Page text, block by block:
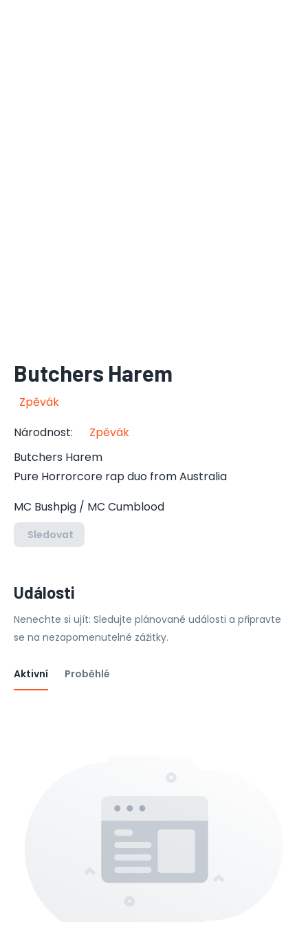
Butchers Harem
Zpěvák
Národnost:
Zpěvák
Butchers Harem
Pure Horrorcore rap duo from Australia
MC Bushpig / MC Cumblood
Sledovat
Události
Nenechte si ujít: Sledujte plánované události a připravte
se na nezapomenutelné zážitky.
Aktivní Proběhlé